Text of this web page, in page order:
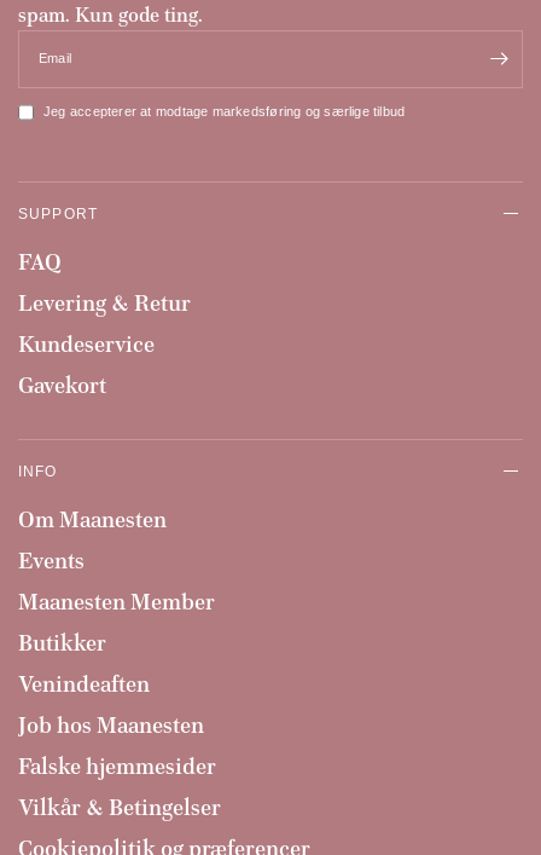
spam. Kun gode ting.
Email
Jeg accepterer at modtage markedsføring og særlige tilbud
SUPPORT
FAQ
Levering & Retur
Kundeservice
Gavekort
INFO
Om Maanesten
Events
Maanesten Member
Butikker
Venindeaften
Job hos Maanesten
Falske hjemmesider
Vilkår & Betingelser
Cookiepolitik og præferencer